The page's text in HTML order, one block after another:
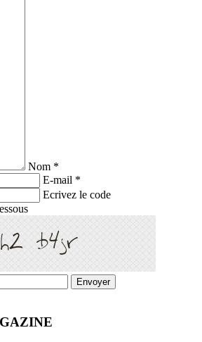
Nom *
E-mail *
Ecrivez le code